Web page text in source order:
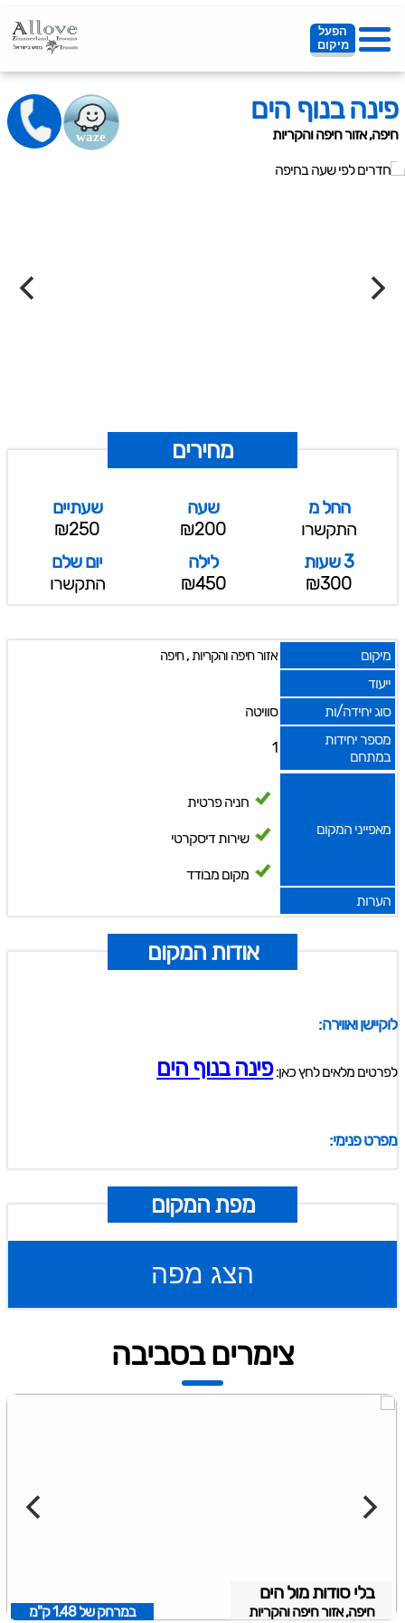
הפעל
מיקום
פינה בנוף הים
חיפה, אזור חיפה והקריות
מחירים
החל מ
התקשרו
שעה
₪200
שעתיים
₪250
3 שעות
₪300
לילה
₪450
יום שלם
התקשרו
מיקום אזור חיפה והקריות,חיפה
ייעוד
סוג יחידה/ות
סוויטה
מספר יחידות
במתחם
1
מאפייני המקום
חניה פרטית
שירות דיסקרטי
מקום מבודד
הערות
אודות המקום
לוקיישן ואווירה:
לפרטים מלאים לחץ כאן:פינה בנוף הים
מפרט פנימי:
מפת המקום
הצג מפה
צימרים בסביבה
בלי סודות מול הים
חיפה, אזור חיפה והקריות במרחק של 1.48 ק"מ